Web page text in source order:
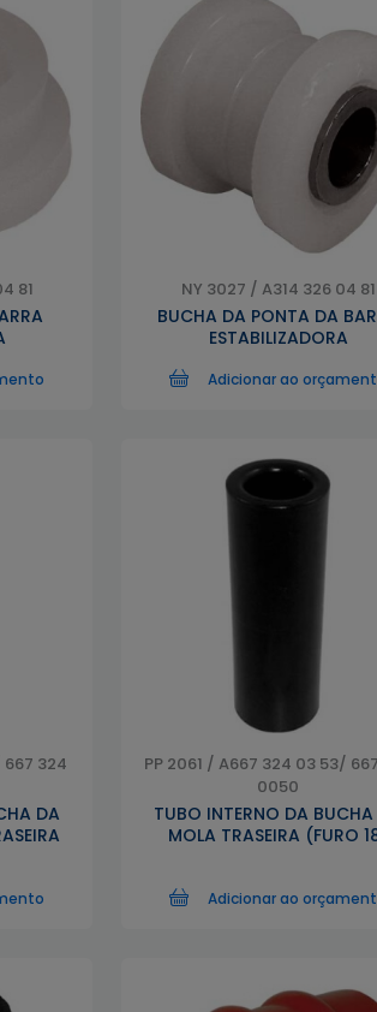
81 NY 3027 / A314 326 04 81
BUCHA DA PONTA DA
ESTABILIZADORA
Adicionar ao
324
DA
PP 2061 / A667 324 03 53/
0050
TUBO INTERNO DA
MOLA TRASEIRA (FURO
Adicionar ao